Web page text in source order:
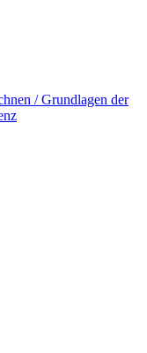
/ Grundlagen der